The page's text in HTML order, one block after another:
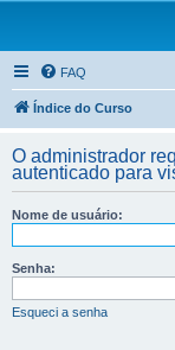
FAQ
Índice do Curso
O administrador
autenticado para
Nome de usuário:
Senha:
Esqueci a senha